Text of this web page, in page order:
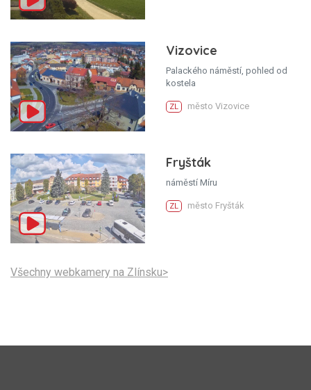
Vizovice
Palackého náměstí, pohled od
kostela
ZL město Vizovice
Fryšták
náměstí Míru
ZL město Fryšták
Všechny webkamery na Zlínsku>